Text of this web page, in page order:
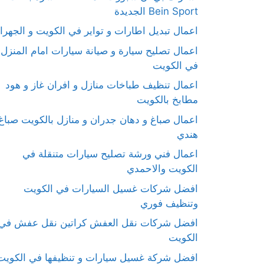
Bein Sport الجديدة
اعمال تبديل اطارات و تواير في الكويت و
اعمال تصليح سيارة و صيانة سيارات امام المنزل
في الكويت
اعمال تنظيف طباخات منازل و افران غاز و هود
مطابخ بالكويت
اعمال صباغ و دهان جدران و منازل بالكويت
هندي
اعمال فني ورشة تصليح سيارات متنقلة في
الكويت والاحمدي
افضل شركات غسيل السيارات في الكويت
وتنظيف فوري
افضل شركات نقل العفش كراتين نقل عفش
الكويت
افضل شركة غسيل سيارات و تنظيفها في